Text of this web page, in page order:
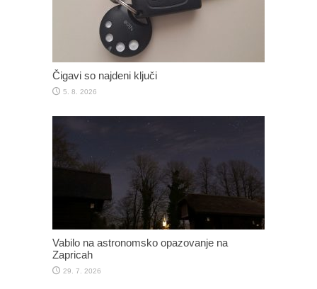
Čigavi so najdeni ključi
5. 8. 2026
Vabilo na astronomsko opazovanje na
Zapricah
29. 7. 2026